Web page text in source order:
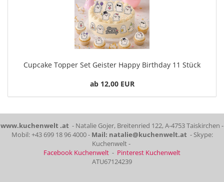
Cupcake Topper Set Geister Happy Birthday 11 Stück
ab 12,00 EUR
www.kuchenwelt .at - Natalie Gojer, Breitenried 122, A-4753 Taiskirchen -
Mobil: +43 699 18 96 4000 - Mail: natalie@kuchenwelt.at - Skype:
Kuchenwelt -
Facebook Kuchenwelt - Pinterest Kuchenwelt
ATU67124239